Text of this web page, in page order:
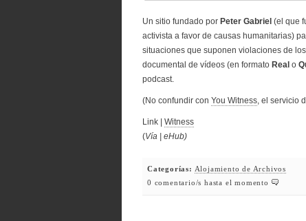
Un sitio fundado por Peter Gabriel (el que
activista a favor de causas humanitarias)
situaciones que suponen violaciones de
documental de vídeos (en formato Real o
podcast.
(No confundir con You Witness, el servicio
Link | Witness
(Vía | eHub)
Categorías: Alojamiento de Archivos
0 comentario/s hasta el momento